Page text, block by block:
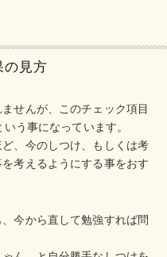
の見方
せんが、このチェック項目
う事になっています。
、今のしつけ、もしくは考
考えるようにする事をおす
今から直して勉強すれば問